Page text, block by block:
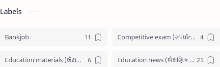
Labels
Bankjob Competitive exam (સ્પર્ધાત્મક પરીક્ષા)
Education materials (શૈક્ષણિક પુસ્તકો) Education news (શૈક્ષણિક સમાચાર)